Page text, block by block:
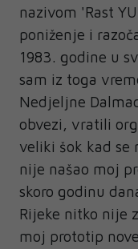
nazivom 'Rast
poniženje i
1983. godine u
sam iz toga
Nedjeljne
obvezi, vratili
veliki šok kad
nije našao moj
skoro godinu
Rijeke nitko nije
moj prototip